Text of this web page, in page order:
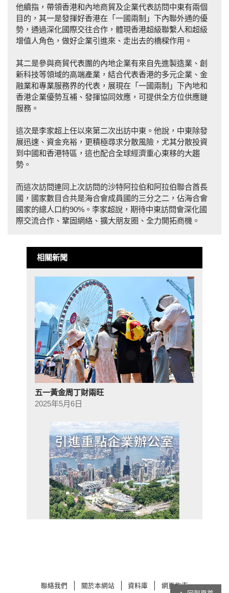
他續指，帶領香港和內地商貿及企業代表訪問中東有兩個
目的，其一是發揮好香港在「一國兩制」下內聯外通的優
勢，通過深化國際交往合作，體現香港超級聯繫人和超級
增值人角色，做好企業引進來、走出去的橋樑作用。
其二是參與商貿代表團的內地企業有來自先進製造業、創
新科技等領域的高端產業，結合代表香港的多元企業、金
融業和專業服務界的代表，展現在「一國兩制」下內地和
香港企業優勢互補、發揮協同效應，可提供全方位供應鏈
服務。
這次是李家超上任以來第二次出訪中東。他說，中東除發
展迅速、資金充裕，更積極尋求分散風險，尤其分散投資
到中國和香港特區，這也配合全球經濟重心東移的大趨
勢。
而這次訪問連同上次訪問的沙特阿拉伯和阿拉伯聯合酋長
國，國家數目合共是海合會成員國的三分之二，佔海合會
國家的總人口約90%。李家超說，期待中東訪問會深化國
際交流合作、鞏固網絡、擴大朋友圈、全力開拓商機。
相關新聞
五一黃金周丁財兩旺
2025年5月6日
聯絡我們 關於本網站 資料庫
網頁指南